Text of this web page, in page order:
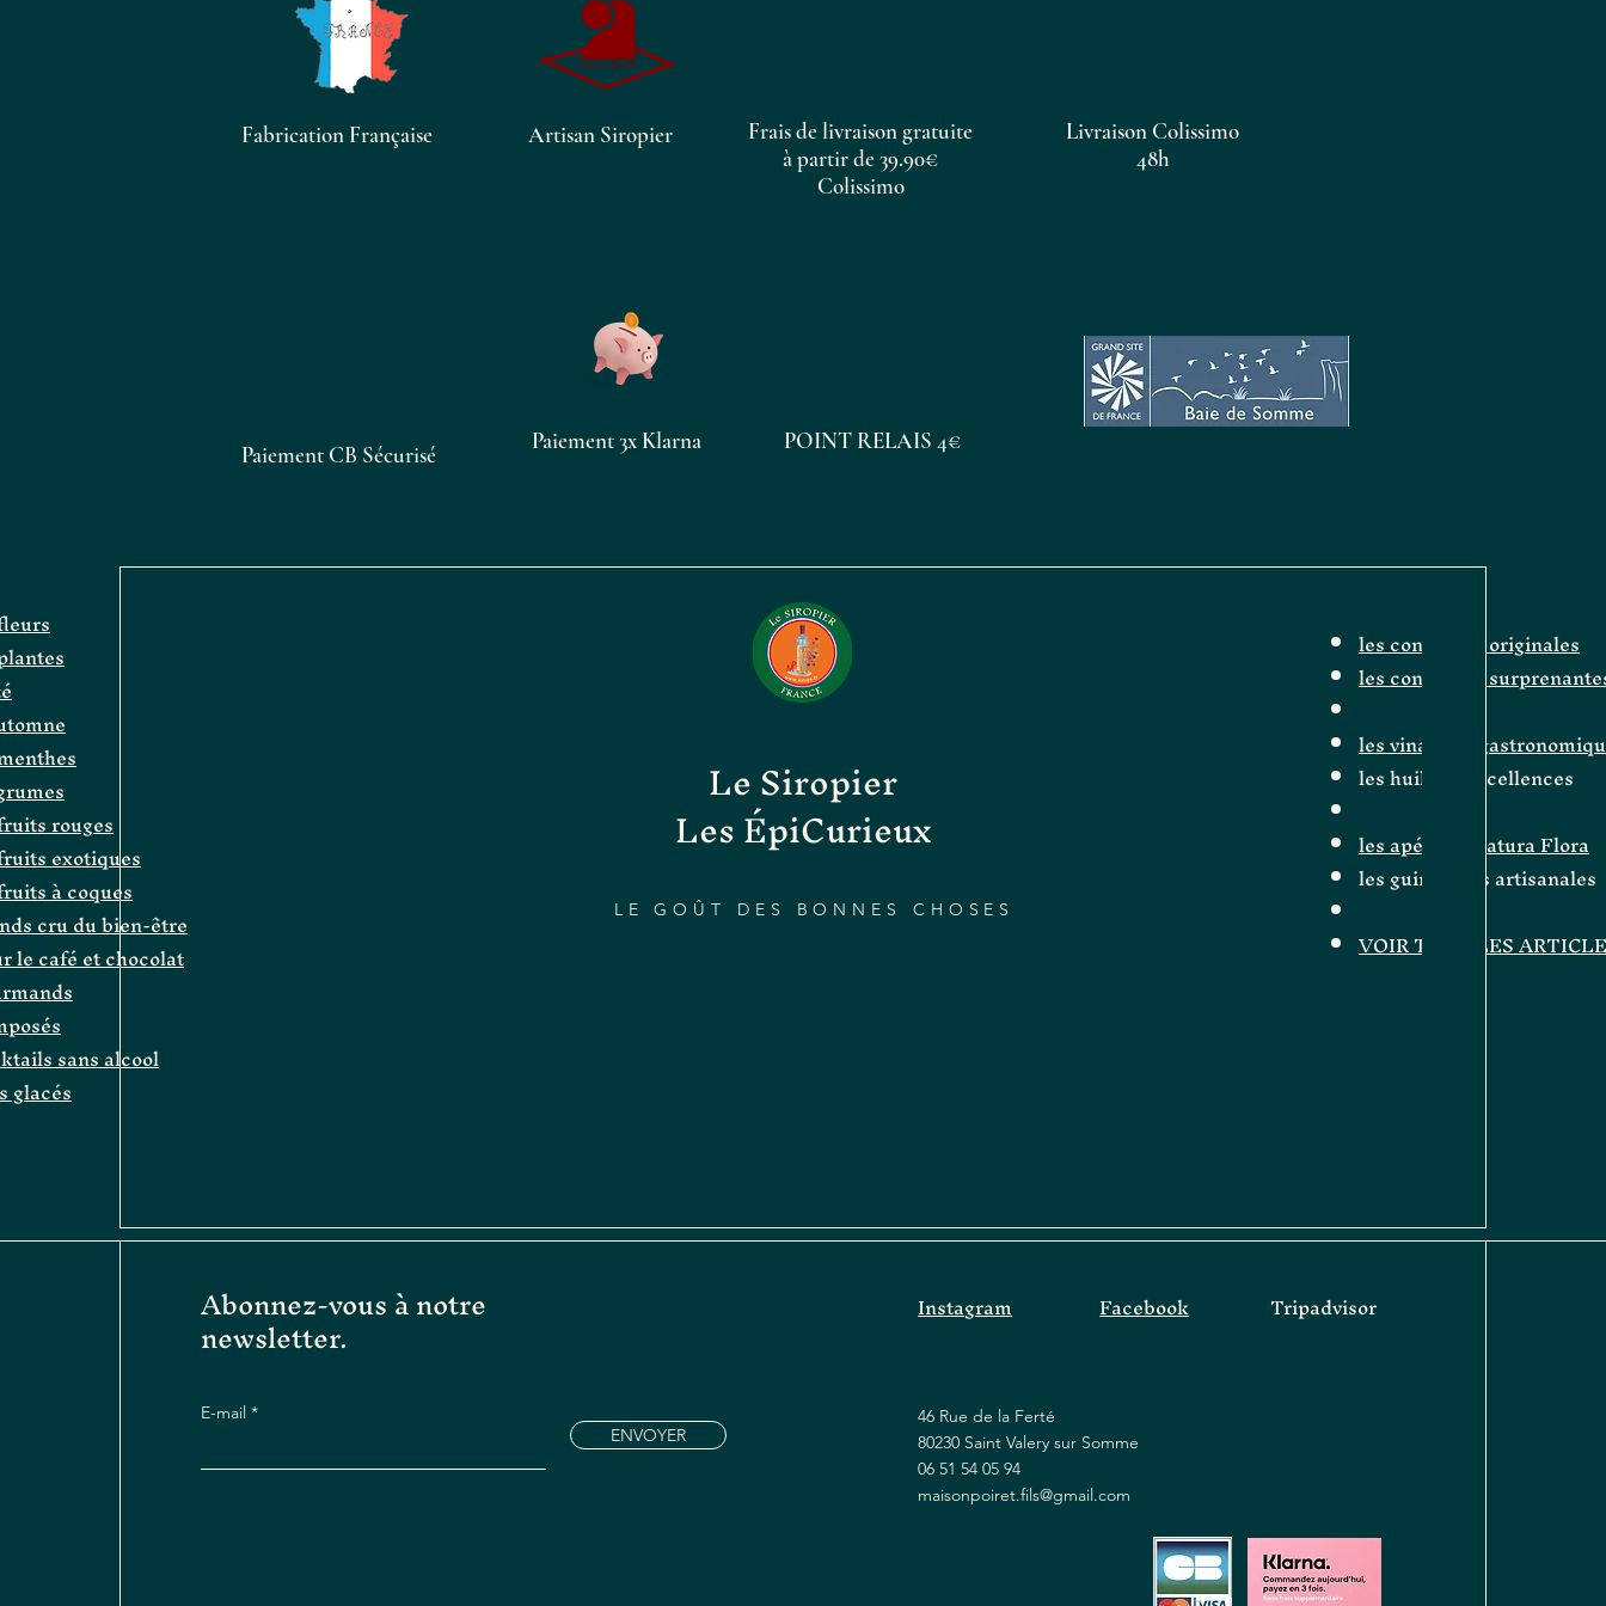
Fabrication Française Artisan Siropier
Frais de livraison gratuite
à partir de 39.90€
Colissimo
Livraison Colissimo
48h
Paiement CB Sécurisé
Paiement 3x Klarna POINT RELAIS 4€
rouges
exotiques
à coques
cru du bien-être
le café et chocolat
sans alcool
glacés
Le Siropier
Les ÉpiCurieux
LE GOÛT DES BONNES CHOSES
les confitures originales
les confitures
les vinaigres
les huiles d'excellences
les apéritifs Natura Flora
les guimauves artisanales
VOIR TOUS LES
Abonnez-vous à notre
newsletter.
E-mail
ENVOYER
Instagram Facebook Tripadvisor
46 Rue de la Ferté
80230 Saint Valery sur Somme
06 51 54 05 94
maisonpoiret.fils@gmail.com